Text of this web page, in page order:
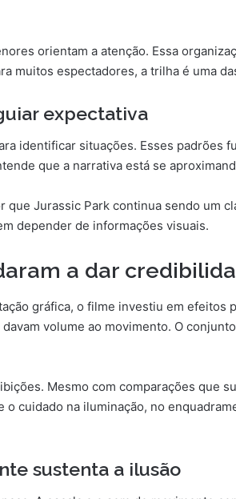
orientam a atenção. Essa
muitos espectadores, a trilha é uma
expectativa
identificar situações. Esses padrões
que a narrativa está se
que Jurassic Park continua sendo um
depender de informações visuais.
a dar
gráfica, o filme investiu em efeitos
volume ao movimento. O
Mesmo com comparações que
o cuidado na iluminação, no
sustenta a ilusão